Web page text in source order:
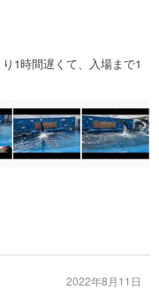
1時間遅くて、入場まで1
2022年8月11日